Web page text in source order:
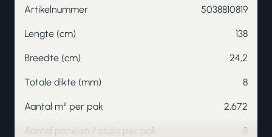
Artikelnummer 5038810819
Lengte (cm) 138
Breedte (cm) 24,2
Totale dikte (mm) 8
Aantal m² per pak 2,672
Aantal panelen / stuks per pak 8